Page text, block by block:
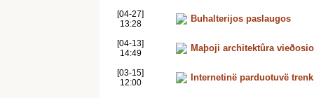
[04-27]
13:28
Buhalterijos paslaugos
[04-13]
14:49
Maþoji architektûra
[03-15]
12:00
Internetinë parduotuvë